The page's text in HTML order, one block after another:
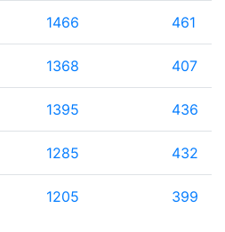
1466 461
1368 407
1395 436
1285 432
1205 399